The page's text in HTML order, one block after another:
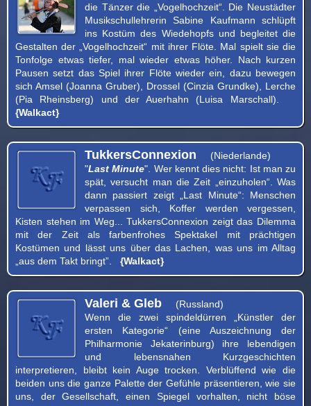
die Tänzer die „Vogelhochzeit“. Die Neustädter
Musikschullehrerin Sabine Kaufmann schlüpft
ins Kostüm des Wiedehopfs und begleitet die
Gestalten der „Vogelhochzeit“ mit ihrer Flöte. Mal spielt sie die
Tonfolge etwas tiefer, mal wieder etwas höher. Nach kurzen
Pausen setzt das Spiel ihrer Flöte wieder ein, dazu bewegen
sich Amsel (Joanna Gruber), Drossel (Cinzia Grundke), Lerche
(Pia Rheinsberg) und der Auerhahn (Luisa Marschall).
{Walkact}
TukkersConnexion
(Niederlande)
"Last Minute". Wer kennt dies nicht: Ist man zu
spät, versucht man die Zeit „einzuholen“. Was
dann passiert zeigt „Last Minute“: Menschen
verpassen sich, Koffer werden vergessen,
Kisten stehen im Weg... TukkersConnexion zeigt das Dilemma
mit der Zeit als farbenfrohes Spektakel mit prächtigen
Kostümen und lässt uns über das Lachen, was uns im Alltag
„aus dem Takt bringt”. {Walkact}
Valeri & Gleb
(Russland)
Wenn die zwei spindeldürren „Künstler der
ersten Kategorie“ (eine Auszeichnung der
Philharmonie Jekaterinburg) ihre lebendigen
und lebensnahen Kurzgeschichten
interpretieren, bleibt kein Auge trocken. Verblüffend wie die
beiden uns die ganze Palette der Gefühle präsentieren, wie sie
uns, der Gesellschaft, einen Spiegel vorhalten, nicht böse